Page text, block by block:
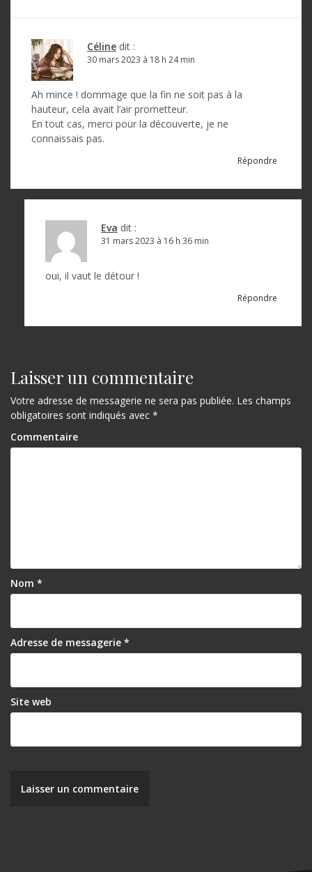
a
Céline dit :
30 mars 2023 à 18 h 24 min
Ah mince ! dommage que la fin ne soit pas à la
hauteur, cela avait l’air prometteur.
En tout cas, merci pour la découverte, je ne
connaissais pas.
Répondre
Eva dit :
31 mars 2023 à 16 h 36 min
oui, il vaut le détour !
Répondre
Laisser un commentaire
Votre adresse de messagerie ne sera pas publiée. Les champs
obligatoires sont indiqués avec *
Commentaire
Nom *
Adresse de messagerie *
Site web